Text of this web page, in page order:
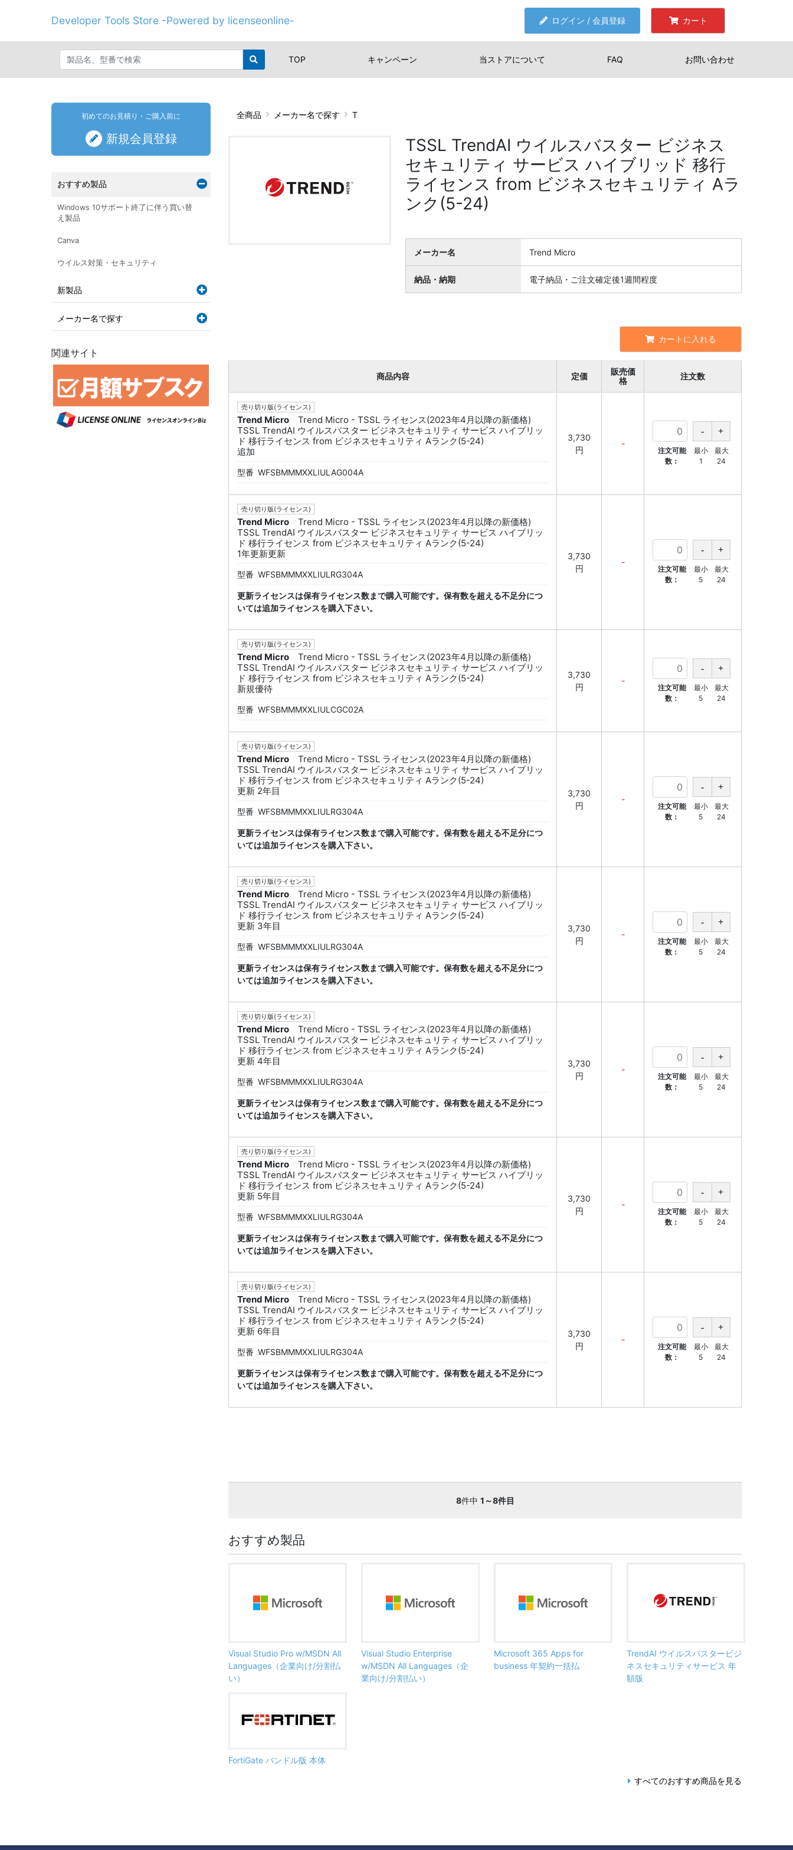
Developer Tools Store -Powered by licenseonline- ログイン / 会員登録 カート
TOP キャンペーン 当ストアについて FAQ お問い合わせ
全商品 メーカー名で探す T
TSSL TrendAI ウイルスバスター ビジネス
セキュリティ サービス ハイブリッド 移行
ライセンス from ビジネスセキュリティ Aラ
ンク(5-24)
メーカー名 Trend Micro
納品・納期 電子納品・ご注文確定後1週間程度
カートに入れる
商品内容 定価
販売価
格
注文数
売り切り版(ライセンス)
Trend Micro
Trend Micro - TSSL ライセンス(2023年4月以降の新価格)
TSSL TrendAI ウイルスバスター ビジネスセキュリティ サービス ハイブリッ
ド 移行ライセンス from ビジネスセキュリティ Aランク(5-24)
追加
型番 WFSBMMMXXLIULAG004A
3,730
円
-
注文可能
数：
最小
1
最大
24
売り切り版(ライセンス)
Trend Micro
Trend Micro - TSSL ライセンス(2023年4月以降の新価格)
TSSL TrendAI ウイルスバスター ビジネスセキュリティ サービス ハイブリッ
ド 移行ライセンス from ビジネスセキュリティ Aランク(5-24)
1年更新更新
型番 WFSBMMMXXLIULRG304A
更新ライセンスは保有ライセンス数まで購入可能です。保有数を超える不足分につ
いては追加ライセンスを購入下さい。
3,730
円
-
注文可能
数：
最小
5
最大
24
売り切り版(ライセンス)
Trend Micro
Trend Micro - TSSL ライセンス(2023年4月以降の新価格)
TSSL TrendAI ウイルスバスター ビジネスセキュリティ サービス ハイブリッ
ド 移行ライセンス from ビジネスセキュリティ Aランク(5-24)
新規優待
型番 WFSBMMMXXLIULCGC02A
3,730
円
-
注文可能
数：
最小
5
最大
24
売り切り版(ライセンス)
Trend Micro
Trend Micro - TSSL ライセンス(2023年4月以降の新価格)
TSSL TrendAI ウイルスバスター ビジネスセキュリティ サービス ハイブリッ
ド 移行ライセンス from ビジネスセキュリティ Aランク(5-24)
更新 2年目
型番 WFSBMMMXXLIULRG304A
更新ライセンスは保有ライセンス数まで購入可能です。保有数を超える不足分につ
いては追加ライセンスを購入下さい。
3,730
円
-
注文可能
数：
最小
5
最大
24
売り切り版(ライセンス)
Trend Micro
Trend Micro - TSSL ライセンス(2023年4月以降の新価格)
TSSL TrendAI ウイルスバスター ビジネスセキュリティ サービス ハイブリッ
ド 移行ライセンス from ビジネスセキュリティ Aランク(5-24)
更新 3年目
型番 WFSBMMMXXLIULRG304A
更新ライセンスは保有ライセンス数まで購入可能です。保有数を超える不足分につ
いては追加ライセンスを購入下さい。
3,730
円
-
注文可能
数：
最小
5
最大
24
売り切り版(ライセンス)
Trend Micro
Trend Micro - TSSL ライセンス(2023年4月以降の新価格)
TSSL TrendAI ウイルスバスター ビジネスセキュリティ サービス ハイブリッ
ド 移行ライセンス from ビジネスセキュリティ Aランク(5-24)
更新 4年目
型番 WFSBMMMXXLIULRG304A
更新ライセンスは保有ライセンス数まで購入可能です。保有数を超える不足分につ
いては追加ライセンスを購入下さい。
3,730
円
-
注文可能
数：
最小
5
最大
24
売り切り版(ライセンス)
Trend Micro
Trend Micro - TSSL ライセンス(2023年4月以降の新価格)
TSSL TrendAI ウイルスバスター ビジネスセキュリティ サービス ハイブリッ
ド 移行ライセンス from ビジネスセキュリティ Aランク(5-24)
更新 5年目
型番 WFSBMMMXXLIULRG304A
更新ライセンスは保有ライセンス数まで購入可能です。保有数を超える不足分につ
いては追加ライセンスを購入下さい。
3,730
円
-
注文可能
数：
最小
5
最大
24
売り切り版(ライセンス)
Trend Micro
Trend Micro - TSSL ライセンス(2023年4月以降の新価格)
TSSL TrendAI ウイルスバスター ビジネスセキュリティ サービス ハイブリッ
ド 移行ライセンス from ビジネスセキュリティ Aランク(5-24)
更新 6年目
型番 WFSBMMMXXLIULRG304A
更新ライセンスは保有ライセンス数まで購入可能です。保有数を超える不足分につ
いては追加ライセンスを購入下さい。
3,730
円
-
注文可能
数：
最小
5
最大
24
8件中 1～8件目
おすすめ製品
Visual Studio Pro w/MSDN All
Languages（企業向け/分割払
い）
Visual Studio Enterprise
w/MSDN All Languages（企
業向け/分割払い）
Microsoft 365 Apps for
business 年契約一括払
TrendAI ウイルスバスタービジ
ネスセキュリティサービス 年
額版
FortiGate バンドル版 本体
すべてのおすすめ商品を見る
初めてのお見積り・ご購入前に
新規会員登録
おすすめ製品
Windows 10サポート終了に伴う買い替
え製品
Canva
ウイルス対策・セキュリティ
新製品
メーカー名で探す
関連サイト